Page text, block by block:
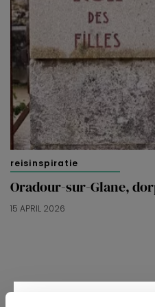
reisinspiratie
Oradour-sur-Glane,
15 APRIL 2026